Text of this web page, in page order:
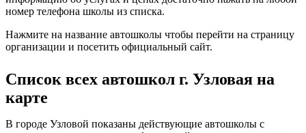
номер телефона школы из списка.
Нажмите на название автошколы чтобы перейти на страницу
организации и посетить официальный сайт.
Список всех автошкол г. Узловая на
карте
В городе Узловой показаны действующие автошколы с